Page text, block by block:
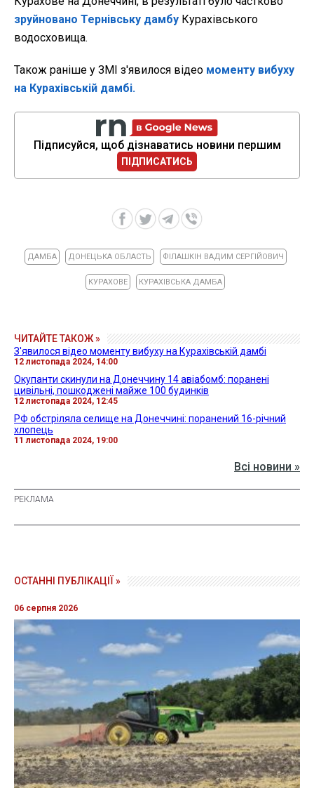
зруйновано Тернівську дамбу Курахівського
водосховища.
Також раніше у ЗМІ з'явилося відео моменту вибуху
на Курахівській дамбі.
Підписуйся, щоб дізнаватись новини першим
ПІДПИСАТИСЬ
ДАМБА ДОНЕЦЬКА ОБЛАСТЬ ФІЛАШКІН ВАДИМ СЕРГІЙОВИЧ
КУРАХОВЕ КУРАХІВСЬКА ДАМБА
ЧИТАЙТЕ ТАКОЖ »
З'явилося відео моменту вибуху на Курахівській дамбі
12 листопада 2024, 14:00
Окупанти скинули на Донеччину 14 авіабомб: поранені
цивільні, пошкоджені майже 100 будинків
12 листопада 2024, 12:45
РФ обстріляла селище на Донеччині: поранений 16-річний
хлопець
11 листопада 2024, 19:00
Всі новини »
ОСТАННІ ПУБЛІКАЦІЇ »
06 серпня 2026